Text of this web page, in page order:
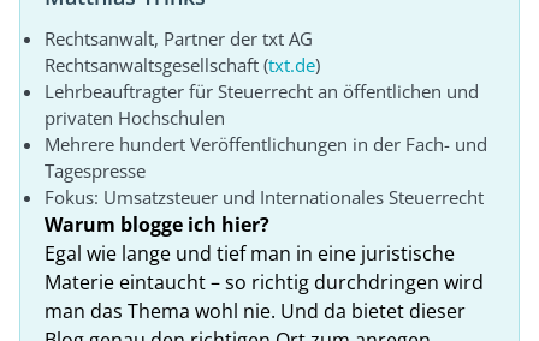
Rechtsanwalt, Partner der txt AG
Rechtsanwaltsgesellschaft (txt.de)
Lehrbeauftragter für Steuerrecht an öffentlichen und
privaten Hochschulen
Mehrere hundert Veröffentlichungen in der Fach- und
Tagespresse
Fokus: Umsatzsteuer und Internationales Steuerrecht
Warum blogge ich hier?
Egal wie lange und tief man in eine juristische
Materie eintaucht – so richtig durchdringen wird
man das Thema wohl nie. Und da bietet dieser